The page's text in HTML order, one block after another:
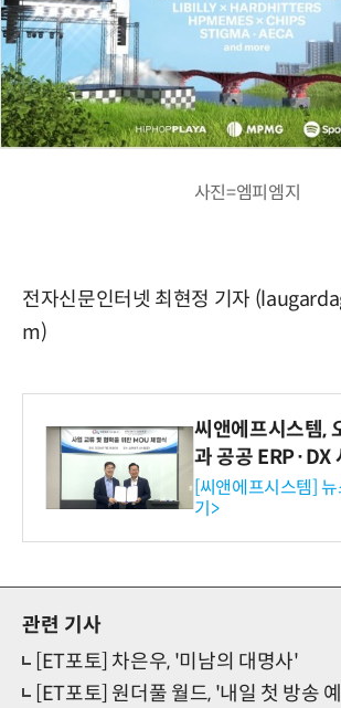
사진=엠피엠지
전자신문인터넷 최현정 기자
m)
씨앤에프시스템,
과 공공 ERP·DX
[씨앤에프시스템]
기>
관련 기사
[ET포토] 차은우, '미남의 대명사'
[ET포토] 원더풀 월드, '내일 첫 방송